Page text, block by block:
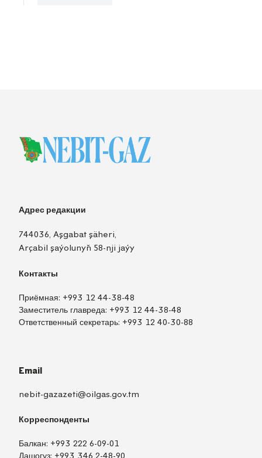
Адрес редакции
744036, Aşgabat şäheri,
Arçabil şaýolunyň 58-nji jaýy
Контакты
Приёмная: +993 12 44-38-48
Заместитель главреда: +993 12 44-38-48
Ответственный секретарь: +993 12 40-30-88
Email
nebit-gazazeti@oilgas.gov.tm
Корреспонденты
Балкан: +993 222 6-09-01
Дашогуз: +993 346 2-48-90